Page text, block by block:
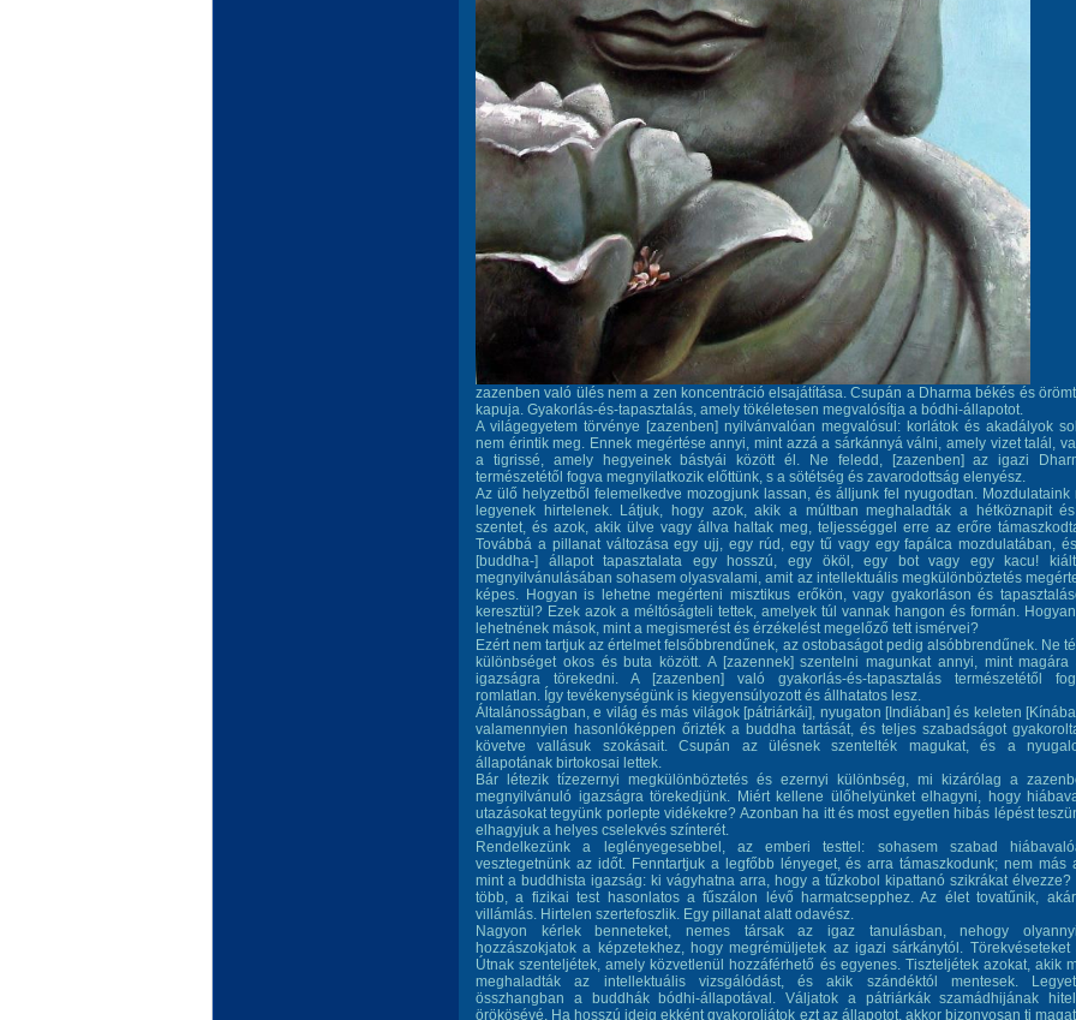
zazenben való ülés nem a zen koncentráció elsajátítása. Csupán a Dharma békés és
kapuja. Gyakorlás-és-tapasztalás, amely tökéletesen megvalósítja a bódhi-állapotot.
A világegyetem törvénye [zazenben] nyilvánvalóan megvalósul: korlátok és akadályok
nem érintik meg. Ennek megértése annyi, mint azzá a sárkánnyá válni, amely vizet talál,
a tigrissé, amely hegyeinek bástyái között él. Ne feledd, [zazenben] az igazi
természetétől fogva megnyilatkozik előttünk, s a sötétség és zavarodottság elenyész.
Az ülő helyzetből felemelkedve mozogjunk lassan, és álljunk fel nyugodtan. Mozdulataink
legyenek hirtelenek. Látjuk, hogy azok, akik a múltban meghaladták a hétköznapit
szentet, és azok, akik ülve vagy állva haltak meg, teljességgel erre az erőre
Továbbá a pillanat változása egy ujj, egy rúd, egy tű vagy egy fapálca mozdulatában,
[buddha-] állapot tapasztalata egy hosszú, egy ököl, egy bot vagy egy kacu!
megnyilvánulásában sohasem olyasvalami, amit az intellektuális megkülönböztetés
képes. Hogyan is lehetne megérteni misztikus erőkön, vagy gyakorláson és
keresztül? Ezek azok a méltóságteli tettek, amelyek túl vannak hangon és formán.
lehetnének mások, mint a megismerést és érzékelést megelőző tett ismérvei?
Ezért nem tartjuk az értelmet felsőbbrendűnek, az ostobaságot pedig alsóbbrendűnek. Ne
különbséget okos és buta között. A [zazennek] szentelni magunkat annyi, mint magára
igazságra törekedni. A [zazenben] való gyakorlás-és-tapasztalás természetétől
romlatlan. Így tevékenységünk is kiegyensúlyozott és állhatatos lesz.
Általánosságban, e világ és más világok [pátriárkái], nyugaton [Indiában] és keleten
valamennyien hasonlóképpen őrizték a buddha tartását, és teljes szabadságot
követve vallásuk szokásait. Csupán az ülésnek szentelték magukat, és a
állapotának birtokosai lettek.
Bár létezik tízezernyi megkülönböztetés és ezernyi különbség, mi kizárólag a
megnyilvánuló igazságra törekedjünk. Miért kellene ülőhelyünket elhagyni, hogy
utazásokat tegyünk porlepte vidékekre? Azonban ha itt és most egyetlen hibás lépést
elhagyjuk a helyes cselekvés színterét.
Rendelkezünk a leglényegesebbel, az emberi testtel: sohasem szabad
vesztegetnünk az időt. Fenntartjuk a legfőbb lényeget, és arra támaszkodunk; nem más
mint a buddhista igazság: ki vágyhatna arra, hogy a tűzkobol kipattanó szikrákat élvezze?
több, a fizikai test hasonlatos a fűszálon lévő harmatcsepphez. Az élet tovatűnik,
villámlás. Hirtelen szertefoszlik. Egy pillanat alatt odavész.
Nagyon kérlek benneteket, nemes társak az igaz tanulásban, nehogy
hozzászokjatok a képzetekhez, hogy megrémüljetek az igazi sárkánytól. Törekvéseteket
Útnak szenteljétek, amely közvetlenül hozzáférhető és egyenes. Tiszteljétek azokat, akik
meghaladták az intellektuális vizsgálódást, és akik szándéktól mentesek.
összhangban a buddhák bódhi-állapotával. Váljatok a pátriárkák szamádhijának
örökösévé. Ha hosszú ideig ekként gyakoroljátok ezt az állapotot, akkor bizonyosan ti